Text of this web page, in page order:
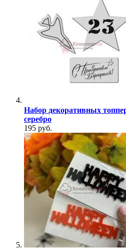
Набор декоративных
серебро
195 руб.